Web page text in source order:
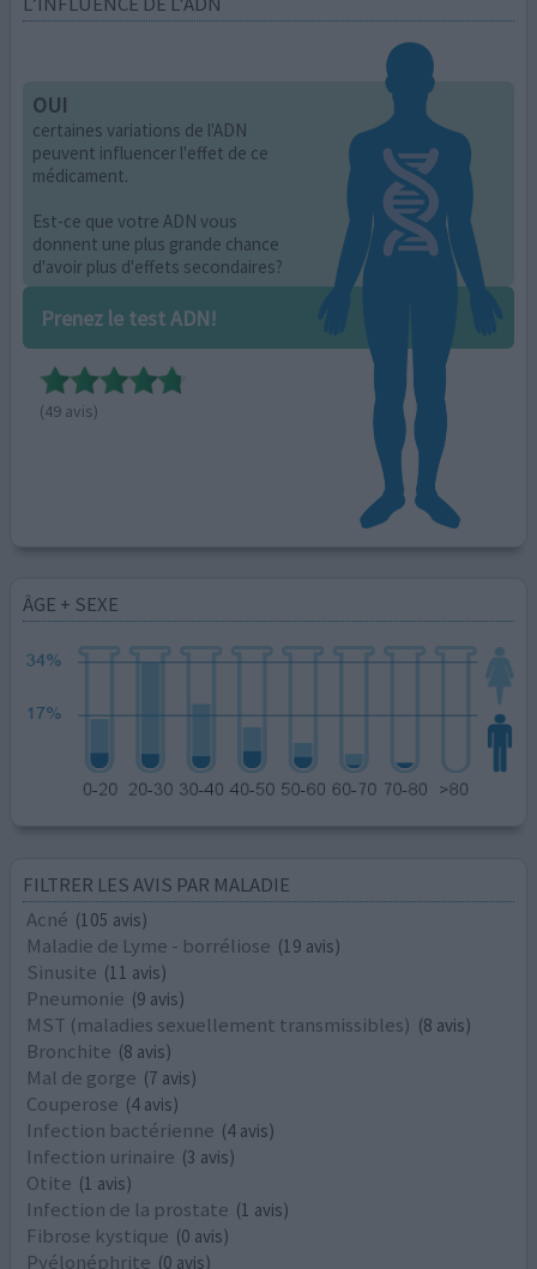
OUI
certaines variations de l'ADN
peuvent influencer l'effet de ce
médicament.
Est-ce que votre ADN vous
donnent une plus grande chance
d'avoir plus d'effets secondaires?
Prenez le test ADN!
(49 avis)
ÂGE + SEXE
FILTRER LES AVIS PAR MALADIE
Acné (105 avis)
Maladie de Lyme - borréliose (19 avis)
Sinusite (11 avis)
Pneumonie (9 avis)
MST (maladies sexuellement transmissibles) (8 avis)
Bronchite (8 avis)
Mal de gorge (7 avis)
Couperose (4 avis)
Infection bactérienne (4 avis)
Infection urinaire (3 avis)
Otite (1 avis)
Infection de la prostate (1 avis)
Fibrose kystique (0 avis)
Pyélonéphrite (0 avis)